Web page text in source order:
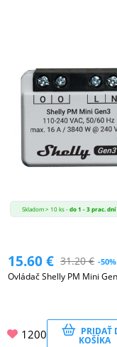
Skladom > 10 ks -do 1 - 3 prac. dní
15.60€ 31.20€ -50%
Ovládač Shelly PM Mini
1200 PRIDAŤ
KOŠÍKA